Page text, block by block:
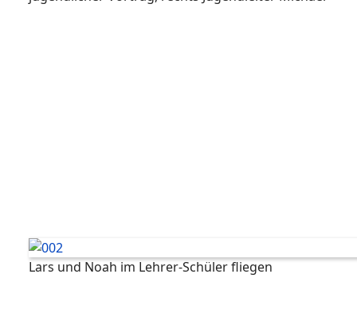
Lars und Noah im Lehrer-Schüler fliegen